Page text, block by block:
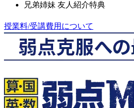
兄弟姉妹 友人紹介特典
授業料/受講費用について